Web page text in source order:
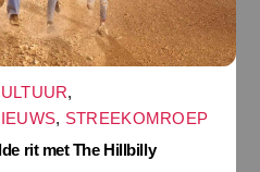
,
, STREEKOMROEP
rit met The Hillbilly